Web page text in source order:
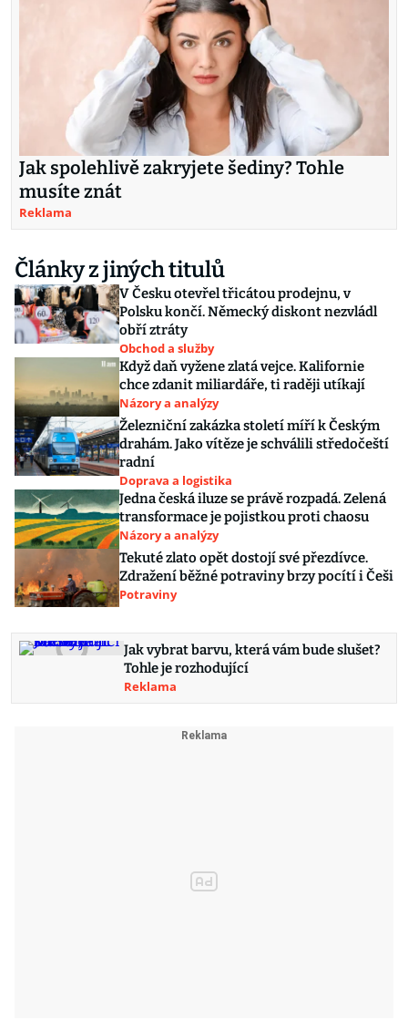
Jak spolehlivě zakryjete šediny? Tohle
musíte znát
Reklama
Články z jiných titulů
V Česku otevřel třicátou prodejnu, v
Polsku končí. Německý diskont nezvládl
obří ztráty
Obchod a služby
Když daň vyžene zlatá vejce. Kalifornie
chce zdanit miliardáře, ti raději utíkají
Názory a analýzy
Železniční zakázka století míří k Českým
drahám. Jako vítěze je schválili středočeští
radní
Doprava a logistika
Jedna česká iluze se právě rozpadá. Zelená
transformace je pojistkou proti chaosu
Názory a analýzy
Tekuté zlato opět dostojí své přezdívce.
Zdražení běžné potraviny brzy pocítí i Češi
Potraviny
Jak vybrat barvu, která vám bude slušet?
Tohle je rozhodující
Reklama